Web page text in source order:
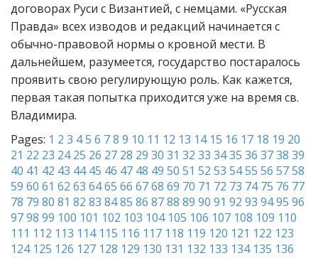
договорах Руси с Византией, с немцами. «Русская
Правда» всех изводов и редакций начинается с
обычно-правовой нормы о кровной мести. В
дальнейшем, разумеется, государство постаралось
проявить свою регулирующую роль. Как кажется,
первая такая попытка приходится уже на время св.
Владимира.
Pages: 1 2 3 45 6 78 9 10 11 12 13 14 15 16 17 18 19 20
21 22 23 24 25 26 27 28 29 30 31 32 33 3435 36 3738 39
40 41 42 43 44 45 46 47 48 49 50 51 52 53 5455 56 5758
59 60 61 62 63 6465 66 6768 69 70 71 72 73 74 75 76 77
78 79 80 81 82 83 8485 86 8788 89 90 91 92 93 9495 96
9798 99 100 101 102 103 104 105 106 107 108 109 110
111 112 113 114 115 116 117 118 119 120 121 122 123
124 125 126 127 128 129 130 131 132 133 134 135 136